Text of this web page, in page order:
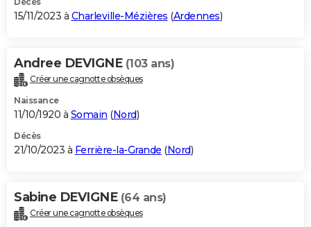
15/11/2023 à Charleville-Mézières (Ardennes)
Andree DEVIGNE (103 ans)
Créer une cagnotte obsèques
Naissance
11/10/1920 à Somain (Nord)
Décès
21/10/2023 à Ferrière-la-Grande (Nord)
Sabine DEVIGNE (64 ans)
Créer une cagnotte obsèques